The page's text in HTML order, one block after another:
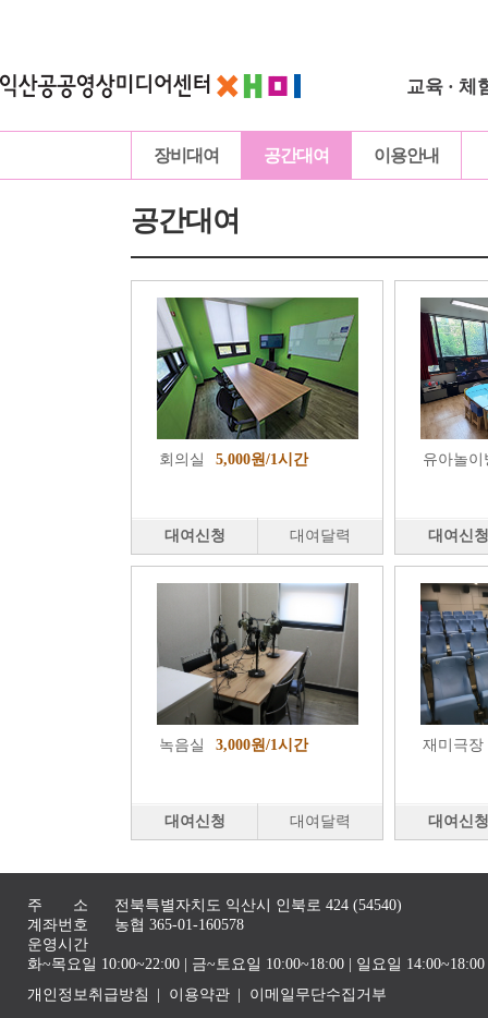
교육 · 체
장비대여 공간대여 이용안내
공간대여
회의실 5,000원/1시간
대여신청 대여달력
유아놀이
대여신청
녹음실 3,000원/1시간
대여신청 대여달력
재미극장
대여신청
주 소
전북특별자치도 익산시 인북로 424 (54540)
계좌번호
농협 365-01-160578
운영시간
화~목요일 10:00~22:00 | 금~토요일 10:00~18:00 | 일요일
개인정보취급방침
이용약관 이메일무단수집거부